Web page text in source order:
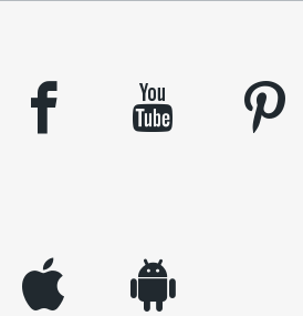
facebook youtube pinterest
appleinc android